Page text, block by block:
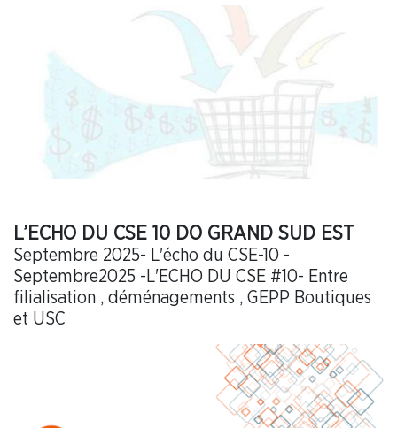
L’ECHO DU CSE 10 DO GRAND SUD EST
Septembre 2025- L'écho du CSE-10 -
Septembre2025 -L'ECHO DU CSE #10- Entre
filialisation , déménagements , GEPP Boutiques
et USC